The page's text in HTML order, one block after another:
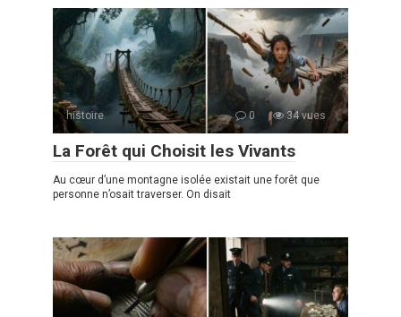
histoire 0 34 vues
La Forêt qui Choisit les Vivants
Au cœur d’une montagne isolée existait une forêt que
personne n’osait traverser. On disait